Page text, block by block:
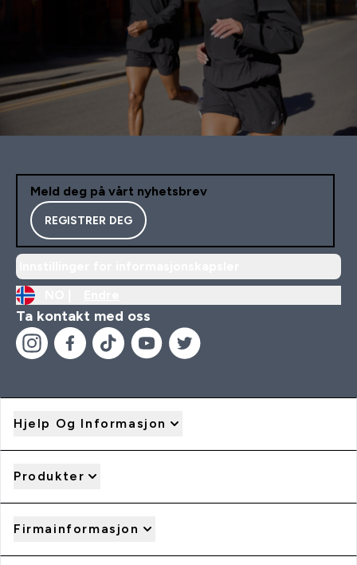
Meld deg på vårt nyhetsbrev
REGISTRER DEG
Ta kontakt med oss
Hjelp Og Informasjon
Produkter
Firmainformasjon